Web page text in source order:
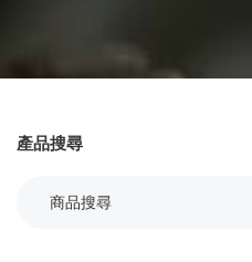
產品搜尋